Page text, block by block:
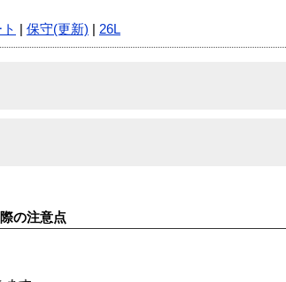
保守(更新) 26L
の注意点